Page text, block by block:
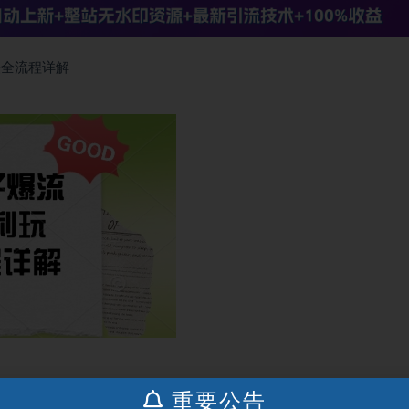
流程详解
重要公告